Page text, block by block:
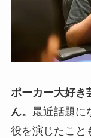
ポーカー大好き
ん。 最近話題に
役を演じたこと